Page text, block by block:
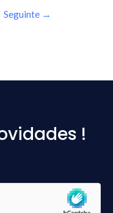
Seguinte →
!